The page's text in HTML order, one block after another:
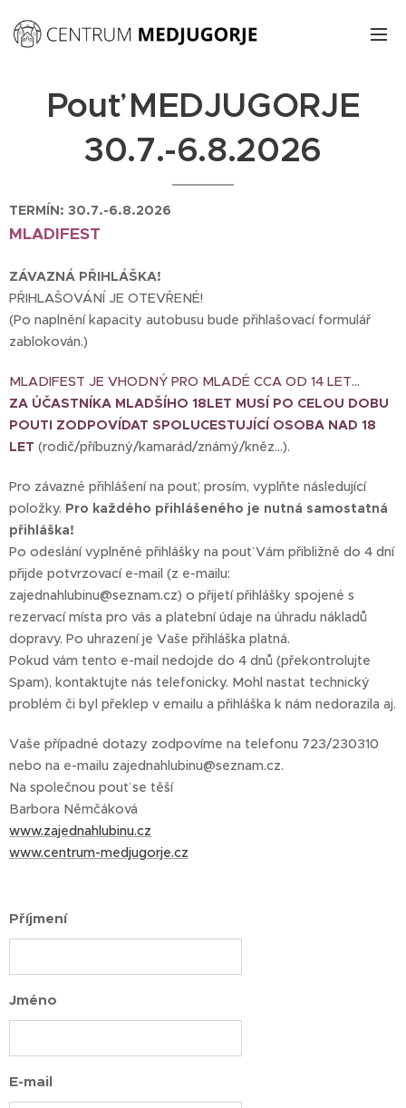
Pouť MEDJUGORJE
30.7.-6.8.2026
TERMÍN: 30.7.-6.8.2026
MLADIFEST
ZÁVAZNÁ PŘIHLÁŠKA!
PŘIHLAŠOVÁNÍ JE OTEVŘENÉ!
(Po naplnění kapacity autobusu bude přihlašovací formulář
zablokován.)
MLADIFEST JE VHODNÝ PRO MLADÉ CCA OD 14 LET...
ZA ÚČASTNÍKA MLADŠÍHO 18LET MUSÍ PO CELOU DOBU
POUTI ZODPOVÍDAT SPOLUCESTUJÍCÍ OSOBA NAD 18
LET (rodič/příbuzný/kamarád/známý/kněz...).
Pro závazné přihlášení na pouť, prosím, vyplňte následující
položky. Pro každého přihlášeného je nutná samostatná
přihláška!
Po odeslání vyplněné přihlášky na pouť Vám přibližně do 4 dní
přijde potvrzovací e-mail (z e-mailu:
zajednahlubinu@seznam.cz) o přijetí přihlášky spojené s
rezervací místa pro vás a platební údaje na úhradu nákladů
dopravy. Po uhrazení je Vaše přihláška platná.
Pokud vám tento e-mail nedojde do 4 dnů (překontrolujte
Spam), kontaktujte nás telefonicky. Mohl nastat technický
problém či byl překlep v emailu a přihláška k nám nedorazila aj.
Vaše případné dotazy zodpovíme na telefonu 723/230310
nebo na e-mailu zajednahlubinu@seznam.cz.
Na společnou pouť se těší
Barbora Němčáková
www.zajednahlubinu.cz
www.centrum-medjugorje.cz
Příjmení
Jméno
E-mail